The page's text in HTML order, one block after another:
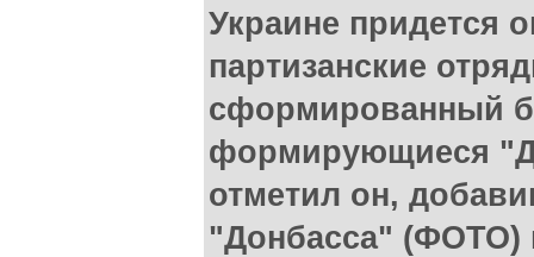
Украине придется
партизанские
сформированный
формирующиеся
отметил он,
"Донбасса" (ФОТО)